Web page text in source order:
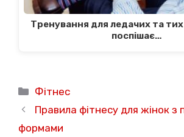
Тренування для ледачих та
поспішає…
Категорії
Фітнес
Правила фітнесу для жінок з
формами